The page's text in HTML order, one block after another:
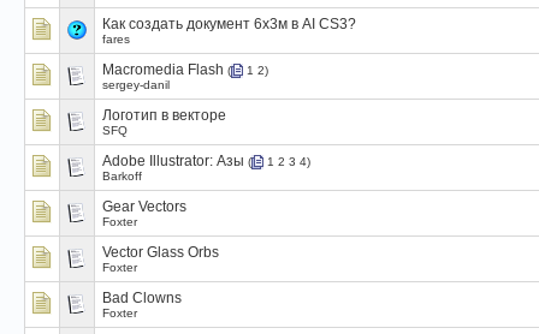
Как создать документ 6х3м в AI CS3?
fares
Macromedia Flash ( 1 2)
sergey-danil
Логотип в векторе
SFQ
Adobe Illustrator: Азы ( 1 2 3 4)
Barkoff
Gear Vectors
Foxter
Vector Glass Orbs
Foxter
Bad Clowns
Foxter